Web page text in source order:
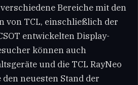
Bereiche mit den
von TCL, einschließlich der
entwickelten Display-
können auch
und die TCL RayNeo
neuesten Stand der